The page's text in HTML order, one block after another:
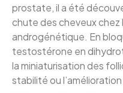
prostate, il a été
chute des cheveux chez
androgénétique. En
testostérone en
la miniaturisation des
stabilité ou